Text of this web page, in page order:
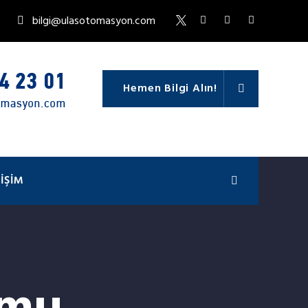
bilgi@ulasotomasyon.com
Hemen Bilgi Alın!